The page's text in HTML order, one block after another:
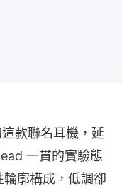
款聯名耳機，延
一貫的實驗態
廓構成，低調卻